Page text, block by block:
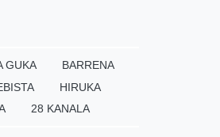
GUKA
BARRENA
HIRUKA
28 KANALA